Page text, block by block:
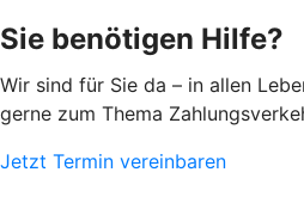
Sie benötigen Hilfe?
Wir sind für Sie da – in allen
gerne zum Thema
Jetzt Termin vereinbaren